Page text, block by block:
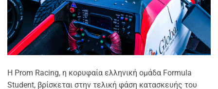
Η Prom Racing, η κορυφαία ελληνική ομάδα Formula
Student, βρίσκεται στην τελική φάση κατασκευής του